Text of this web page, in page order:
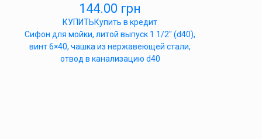
144.00 грн
КУПИТЬКупить в кредит
Сифон для мойки, литой выпуск 1 1/2″ (d40),
винт 6×40, чашка из нержавеющей стали,
отвод в канализацию d40